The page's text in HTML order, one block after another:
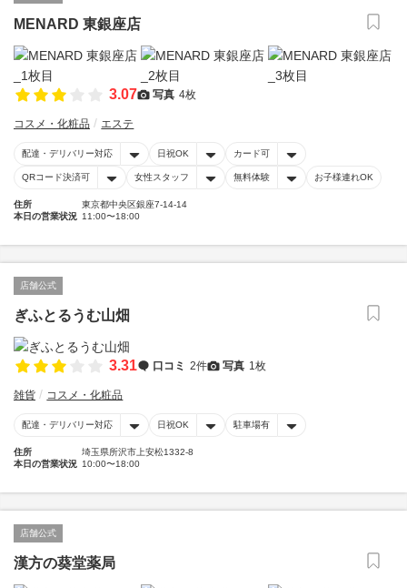
MENARD 東銀座店
3.07 写真 4枚
コスメ・化粧品 エステ
配達・デリバリー対応 日祝OK カード可
QRコード決済可 女性スタッフ 無料体験 お子様連れOK
住所
東京都中央区銀座7-14-14
本日の営業状況 11:00〜18:00
店舗公式
ぎふとるうむ山畑
3.31 口コミ 2件 写真 1枚
雑貨 コスメ・化粧品
配達・デリバリー対応 日祝OK 駐車場有
住所
埼玉県所沢市上安松1332-8
本日の営業状況 10:00〜18:00
店舗公式
漢方の葵堂薬局